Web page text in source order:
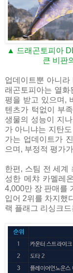
▲ 드래곤토피아
큰 비판
업데이트뿐 아니
래곤토피아는 열화
평을 받고 있으며,
텐츠가 턱없이 부
생물의 성능이 지
가 아니냐는 지탄
가는 업데이트가
으며, 부정적 평가
한편, 스팀 전 세계
성한 메챠 카멜레
4,000만 장 판매를
입어 2위를 차지했
랙 플래그 리싱크